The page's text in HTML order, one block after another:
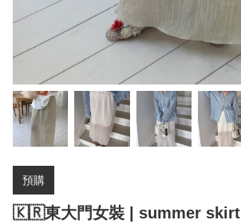
預購
🇰🇷東大門女裝 | summer skirt